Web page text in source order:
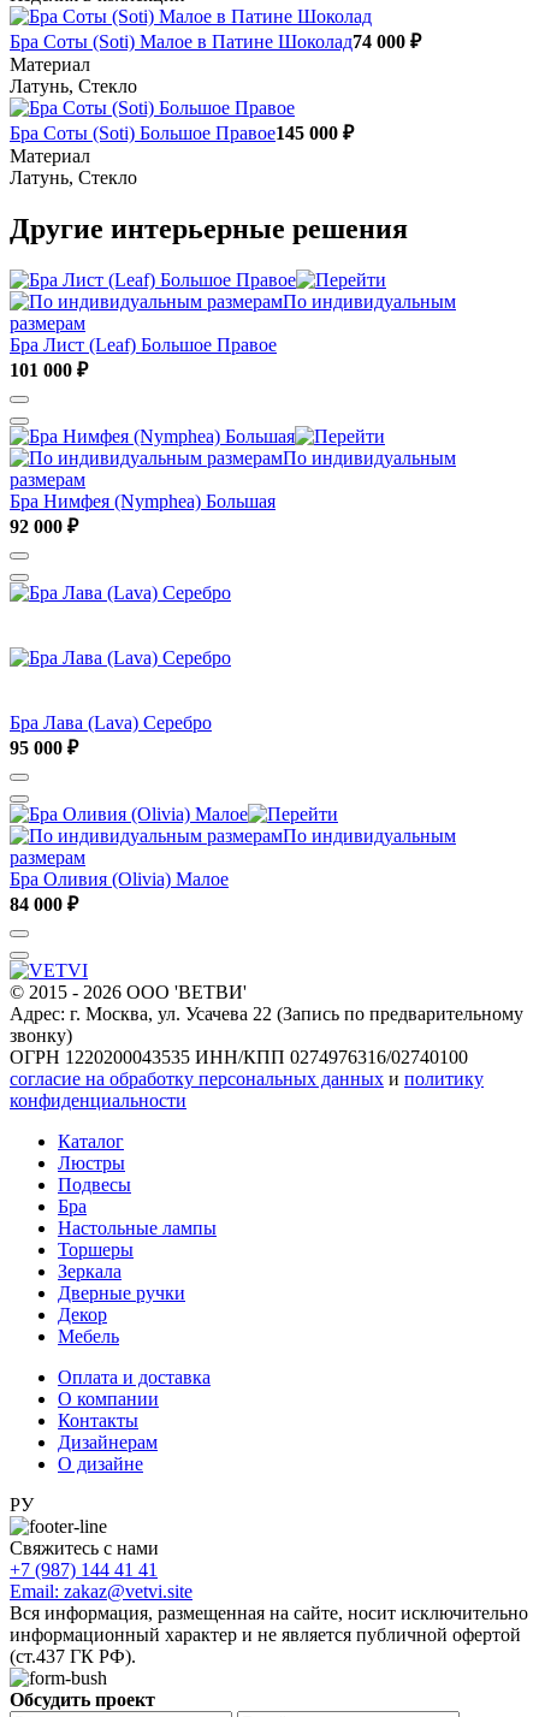
Бра Соты (Soti) Малое в Патине Шоколад74 000 ₽
Материал
Латунь, Стекло
Бра Соты (Soti) Большое Правое145 000 ₽
Материал
Латунь, Стекло
Другие интерьерные решения
По индивидуальным
размерам
Бра Лист (Leaf) Большое Правое
101 000 ₽
По индивидуальным
размерам
Бра Нимфея (Nymphea) Большая
92 000 ₽
Бра Лава (Lava) Серебро
95 000 ₽
По индивидуальным
размерам
Бра Оливия (Olivia) Малое
84 000 ₽
© 2015 - 2026 ООО 'ВЕТВИ'
Адрес: г. Москва, ул. Усачева 22 (Запись по предварительному
звонку)
ОГРН 1220200043535 ИНН/КПП 0274976316/02740100
согласие на обработку персональных данных и политику
конфиденциальности
Каталог
Люстры
Подвесы
Бра
Настольные лампы
Торшеры
Зеркала
Дверные ручки
Декор
Мебель
Оплата и доставка
О компании
Контакты
Дизайнерам
О дизайне
РУ
Свяжитесь с нами
+7 (987) 144 41 41
Email: zakaz@vetvi.site
Вся информация, размещенная на сайте, носит исключительно
информационный характер и не является публичной офертой
(ст.437 ГК РФ).
Обсудить проект